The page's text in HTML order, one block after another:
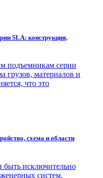
SLA: конструкция,
подъемникам серии
грузов, материалов и
что это
схема и области
быть исключительно
систем,